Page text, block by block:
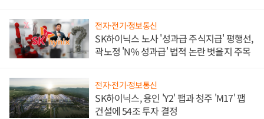
전자·전기·정보통신
SK하이닉스 노사 '성과급 주식지급' 평행선,
곽노정 'N% 성과급' 법적 논란 벗을지 주목
전자·전기·정보통신
SK하이닉스, 용인 'Y2' 팹과 청주 'M17' 팹
건설에 54조 투자 결정